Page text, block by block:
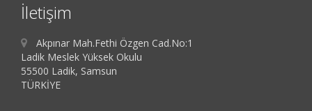
İletişim
Akpınar Mah.Fethi Özgen Cad.No:1
Ladik Meslek Yüksek Okulu
55500 Ladik, Samsun
TÜRKİYE